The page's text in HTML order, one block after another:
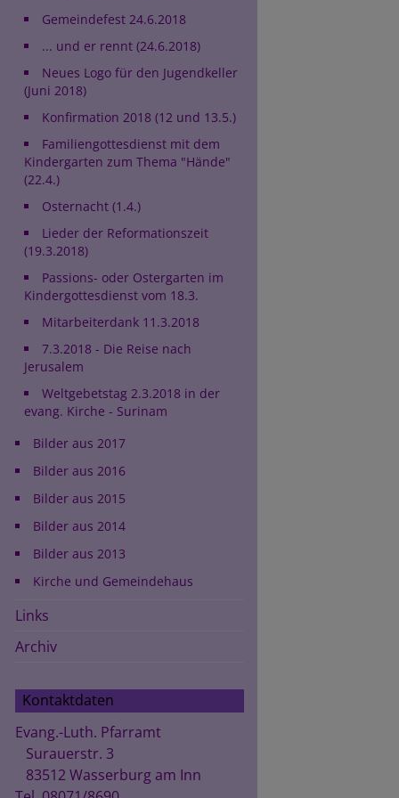
Gemeindefest 24.6.2018
... und er rennt (24.6.2018)
Neues Logo für den Jugendkeller
(Juni 2018)
Konfirmation 2018 (12 und 13.5.)
Familiengottesdienst mit dem
Kindergarten zum Thema "Hände"
(22.4.)
Osternacht (1.4.)
Lieder der Reformationszeit
(19.3.2018)
Passions- oder Ostergarten im
Kindergottesdienst vom 18.3.
Mitarbeiterdank 11.3.2018
7.3.2018 - Die Reise nach
Jerusalem
Weltgebetstag 2.3.2018 in der
evang. Kirche - Surinam
Bilder aus 2017
Bilder aus 2016
Bilder aus 2015
Bilder aus 2014
Bilder aus 2013
Kirche und Gemeindehaus
Links
Archiv
Kontaktdaten
Evang.-Luth. Pfarramt
Surauerstr. 3
83512 Wasserburg am Inn